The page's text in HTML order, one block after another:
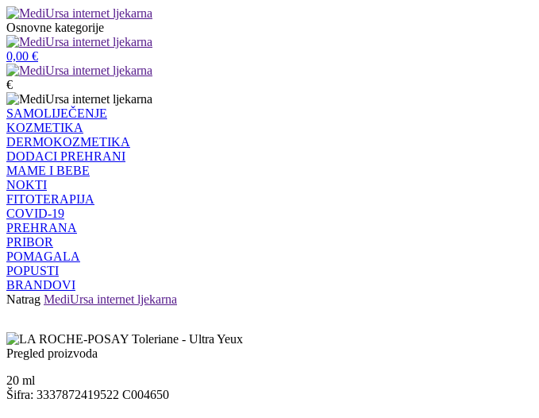
Osnovne kategorije
0,00 €
€
SAMOLIJEČENJE
KOZMETIKA
DERMOKOZMETIKA
DODACI PREHRANI
MAME I BEBE
NOKTI
FITOTERAPIJA
COVID-19
PREHRANA
PRIBOR
POMAGALA
POPUSTI
BRANDOVI
Natrag MediUrsa internet ljekarna
Pregled proizvoda
20 ml
Šifra: 3337872419522 C004650